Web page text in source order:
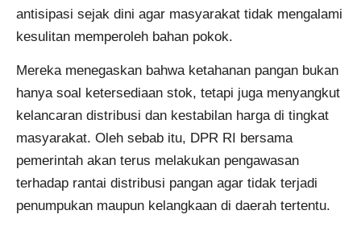
antisipasi sejak dini agar masyarakat tidak mengalami
kesulitan memperoleh bahan pokok.
Mereka menegaskan bahwa ketahanan pangan bukan
hanya soal ketersediaan stok, tetapi juga menyangkut
kelancaran distribusi dan kestabilan harga di tingkat
masyarakat. Oleh sebab itu, DPR RI bersama
pemerintah akan terus melakukan pengawasan
terhadap rantai distribusi pangan agar tidak terjadi
penumpukan maupun kelangkaan di daerah tertentu.